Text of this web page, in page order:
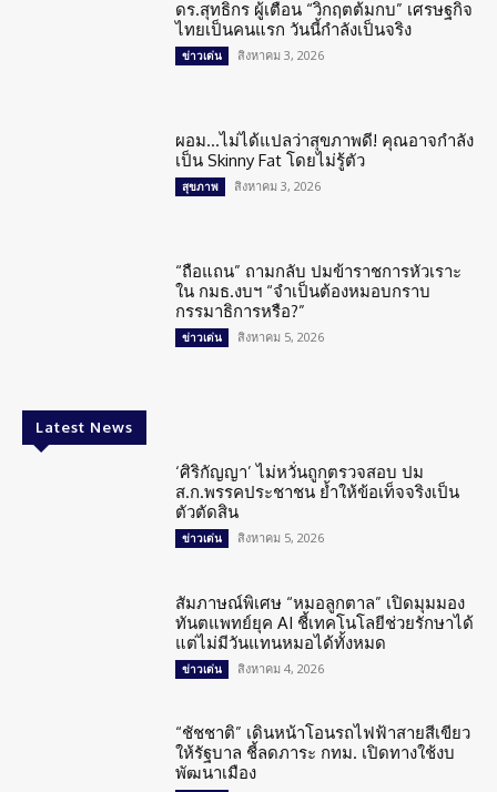
ดร.สุทธิกร ผู้เตือน “วิกฤตต้มกบ” เศรษฐกิจ
ไทยเป็นคนแรก วันนี้กำลังเป็นจริง
ข่าวเด่น สิงหาคม 3, 2026
ผอม…ไม่ได้แปลว่าสุขภาพดี! คุณอาจกำลัง
เป็น Skinny Fat โดยไม่รู้ตัว
สุขภาพ สิงหาคม 3, 2026
“ถือแถน” ถามกลับ ปมข้าราชการหัวเราะ
ใน กมธ.งบฯ “จำเป็นต้องหมอบกราบ
กรรมาธิการหรือ?”
ข่าวเด่น สิงหาคม 5, 2026
Latest News
‘ศิริกัญญา’ ไม่หวั่นถูกตรวจสอบ ปม
ส.ก.พรรคประชาชน ย้ำให้ข้อเท็จจริงเป็น
ตัวตัดสิน
ข่าวเด่น สิงหาคม 5, 2026
สัมภาษณ์พิเศษ “หมอลูกตาล” เปิดมุมมอง
ทันตแพทย์ยุค AI ชี้เทคโนโลยีช่วยรักษาได้
แต่ไม่มีวันแทนหมอได้ทั้งหมด
ข่าวเด่น สิงหาคม 4, 2026
“ชัชชาติ” เดินหน้าโอนรถไฟฟ้าสายสีเขียว
ให้รัฐบาล ชี้ลดภาระ กทม. เปิดทางใช้งบ
พัฒนาเมือง